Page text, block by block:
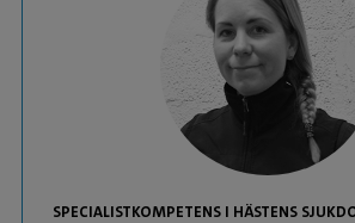
SPECIALISTKOMPETENS I HÄSTENS